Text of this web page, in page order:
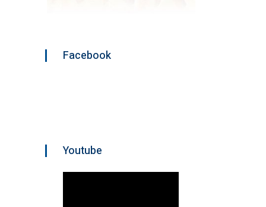
Facebook
Youtube